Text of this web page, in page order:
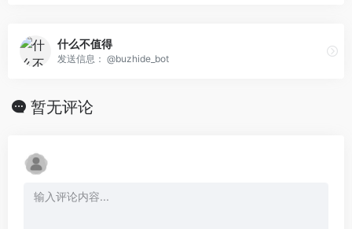
什么不值得
发送信息： @buzhide_bot
暂无评论